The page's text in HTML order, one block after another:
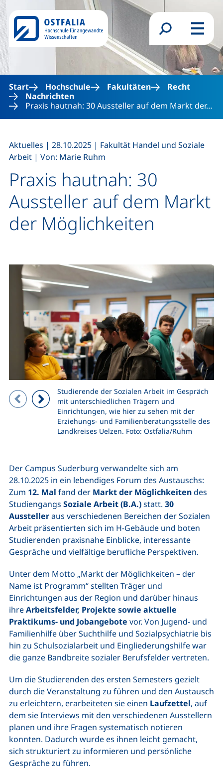
Direkt zum Inhalt
Suchformular
Menü
Start Hochschule Fakultäten
Recht
Nachrichten
Praxis hautnah: 30 Aussteller auf dem Markt der…
Praxis hautnah: 30
Aussteller auf dem Markt
der Möglichkeiten
Aktuelles | 28.10.2025 | Fakultät Handel und Soziale
Arbeit | Von: Marie Ruhm
Studierende der Sozialen Arbeit im Gespräch
mit unterschiedlichen Trägern und
Einrichtungen, wie hier zu sehen mit der
Erziehungs- und Familienberatungsstelle des
Landkreises Uelzen. Foto: Ostfalia/Ruhm
Zeigt Folie 1 von 4
Vorheriges Bild
Nächstes Bild
Der Campus Suderburg verwandelte sich am
28.10.2025 in ein lebendiges Forum des Austauschs:
Zum 12. Mal fand der Markt der Möglichkeitendes
Studiengangs Soziale Arbeit (B.A.)statt. 30
Ausstelleraus verschiedenen Bereichen der Sozialen
Arbeit präsentierten sich im H-Gebäude und boten
Studierenden praxisnahe Einblicke, interessante
Gespräche und vielfältige berufliche Perspektiven.
Unter dem Motto „Markt der Möglichkeiten – der
Name ist Programm“ stellten Träger und
Einrichtungen aus der Region und darüber hinaus
ihreArbeitsfelder, Projekte sowie aktuelle
Praktikums- und Jobangebote vor. Von Jugend- und
Familienhilfe über Suchthilfe und Sozialpsychiatrie bis
hin zu Schulsozialarbeit und Eingliederungshilfe war
die ganze Bandbreite sozialer Berufsfelder vertreten.
Um die Studierenden des ersten Semesters gezielt
durch die Veranstaltung zu führen und den Austausch
zu erleichtern, erarbeiteten sie einen Laufzettel, auf
dem sie Interviews mit den verschiedenen Ausstellern
planen und ihre Fragen systematisch notieren
konnten. Dadurch wurde es ihnen leicht gemacht,
sich strukturiert zu informieren und persönliche
Gespräche zu führen.